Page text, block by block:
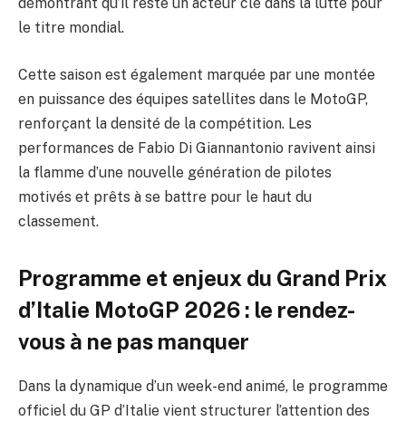
le titre mondial.
Cette saison est également marquée par une montée
en puissance des équipes satellites dans le MotoGP,
renforçant la densité de la compétition. Les
performances de Fabio Di Giannantonio ravivent ainsi
la flamme d’une nouvelle génération de pilotes
motivés et prêts à se battre pour le haut du
classement.
Programme et enjeux du Grand Prix
d’Italie MotoGP 2026 : le rendez-
vous à ne pas manquer
Dans la dynamique d’un week-end animé, le programme
officiel du GP d’Italie vient structurer l’attention des